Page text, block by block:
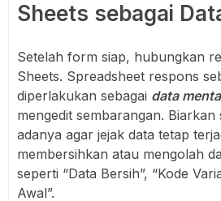
Sheets sebagai
Setelah form siap, hubungkan
Sheets. Spreadsheet respons
diperlakukan sebagai data
mengedit sembarangan. Biarkan
adanya agar jejak data tetap
membersihkan atau mengolah
seperti “Data Bersih”, “Kode
Awal”.